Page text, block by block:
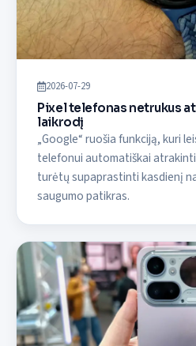
2026-07-29
Pixel telefonas netrukus
laikrodį
„Google“ ruošia funkciją, kuri
telefonui automatiškai
turėtų supaprastinti kasdienį
saugumo patikras.